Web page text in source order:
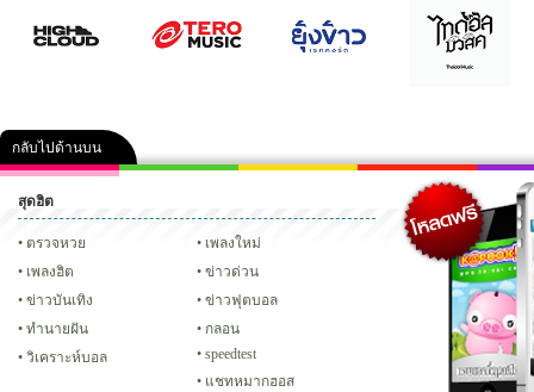
กลับไปด้านบน
คลิป ภาพ ปฏิทิน 2556 เฟซบุ๊ก ทวิ
Glitter
สุดฮิต
ตรวจหวย
เพลงใหม่
เพลงฮิต
ข่าวด่วน
ข่าวบันเทิง
ข่าวฟุตบอล
ทํานายฝัน
กลอน
วิเคราะห์บอล
speedtest
แชทหมากฮอส